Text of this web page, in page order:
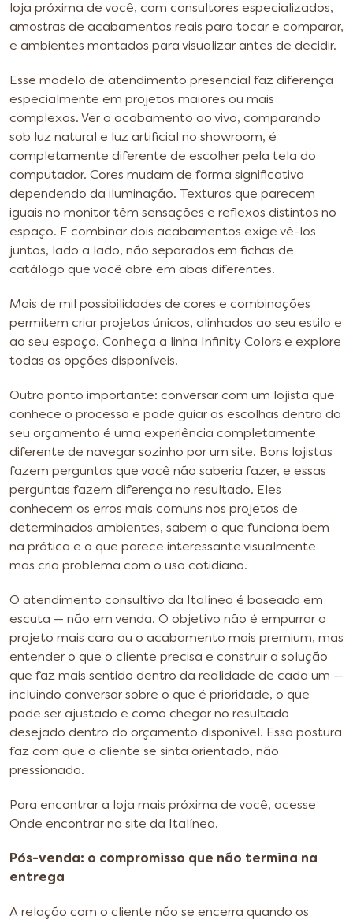
loja próxima de você, com consultores especializados,
amostras de acabamentos reais para tocar e comparar,
e ambientes montados para visualizar antes de decidir.
Esse modelo de atendimento presencial faz diferença
especialmente em projetos maiores ou mais
complexos. Ver o acabamento ao vivo, comparando
sob luz natural e luz artificial no showroom, é
completamente diferente de escolher pela tela do
computador. Cores mudam de forma significativa
dependendo da iluminação. Texturas que parecem
iguais no monitor têm sensações e reflexos distintos no
espaço. E combinar dois acabamentos exige vê-los
juntos, lado a lado, não separados em fichas de
catálogo que você abre em abas diferentes.
Mais de mil possibilidades de cores e combinações
permitem criar projetos únicos, alinhados ao seu estilo e
ao seu espaço. Conheça a linha Infinity Colors e explore
todas as opções disponíveis.
Outro ponto importante: conversar com um lojista que
conhece o processo e pode guiar as escolhas dentro do
seu orçamento é uma experiência completamente
diferente de navegar sozinho por um site. Bons lojistas
fazem perguntas que você não saberia fazer, e essas
perguntas fazem diferença no resultado. Eles
conhecem os erros mais comuns nos projetos de
determinados ambientes, sabem o que funciona bem
na prática e o que parece interessante visualmente
mas cria problema com o uso cotidiano.
O atendimento consultivo da Italínea é baseado em
escuta — não em venda. O objetivo não é empurrar o
projeto mais caro ou o acabamento mais premium, mas
entender o que o cliente precisa e construir a solução
que faz mais sentido dentro da realidade de cada um —
incluindo conversar sobre o que é prioridade, o que
pode ser ajustado e como chegar no resultado
desejado dentro do orçamento disponível. Essa postura
faz com que o cliente se sinta orientado, não
pressionado.
Para encontrar a loja mais próxima de você, acesse
Onde encontrar no site da Italínea.
Pós-venda: o compromisso que não termina na
entrega
A relação com o cliente não se encerra quando os